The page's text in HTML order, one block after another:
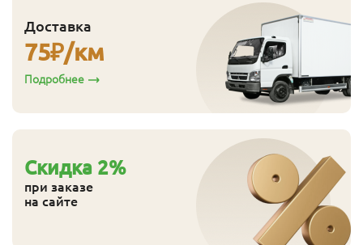
Доставка
75₽/км
Подробнее
Cкидка 2%
при заказе
на сайте